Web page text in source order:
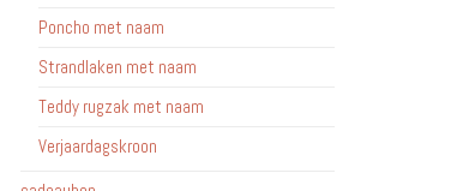
Poncho met naam
Strandlaken met naam
Teddy rugzak met naam
Verjaardagskroon